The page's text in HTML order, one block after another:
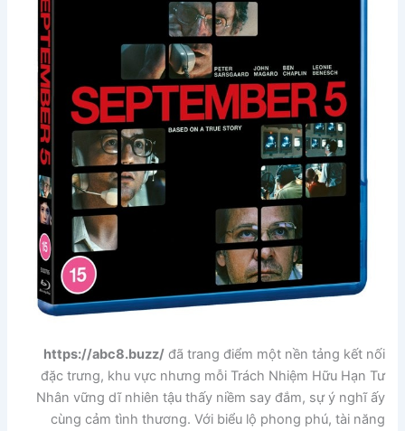
https://abc8.buzz/đã trang điểm một nền tảng kết nối
đặc trưng, khu vực nhưng mỗi Trách Nhiệm Hữu Hạn Tư
Nhân vững dĩ nhiên tậu thấy niềm say đắm, sự ý nghĩ ấy
cùng cảm tình thương. Với biểu lộ phong phú, tài năng